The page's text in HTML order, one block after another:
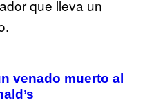
venado muerto al